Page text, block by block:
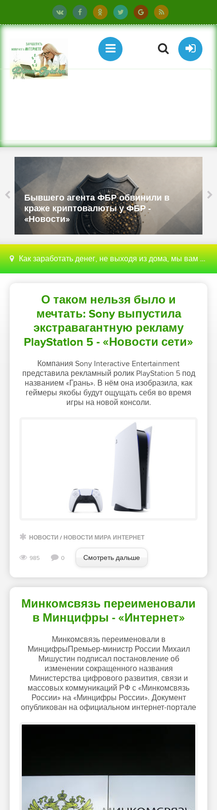
Бывшего агента ФБР обвинили в
краже криптовалюты у ФБР -
«Новости»
Как заработать денег, не выходя из дома, мы вам поможем с этим разобраться
О таком нельзя было и
мечтать: Sony выпустила
экстравагантную рекламу
PlayStation 5 - «Новости сети»
Компания Sony Interactive Entertainment
представила рекламный ролик PlayStation 5 под
названием «Грань». В нём она изобразила, как
геймеры якобы будут ощущать себя во время
игры на новой консоли.
НОВОСТИ / НОВОСТИ МИРА ИНТЕРНЕТ
985 0 Смотреть дальше
Минкомсвязь переименовали
в Минцифры - «Интернет»
Минкомсвязь переименовали в
МинцифрыПремьер-министр России Михаил
Мишустин подписал постановление об
изменении сокращенного названия
Министерства цифрового развития, связи и
массовых коммуникаций РФ с «Минкомсвязь
России» на «Минцифры России». Документ
опубликован на официальном интернет-портале